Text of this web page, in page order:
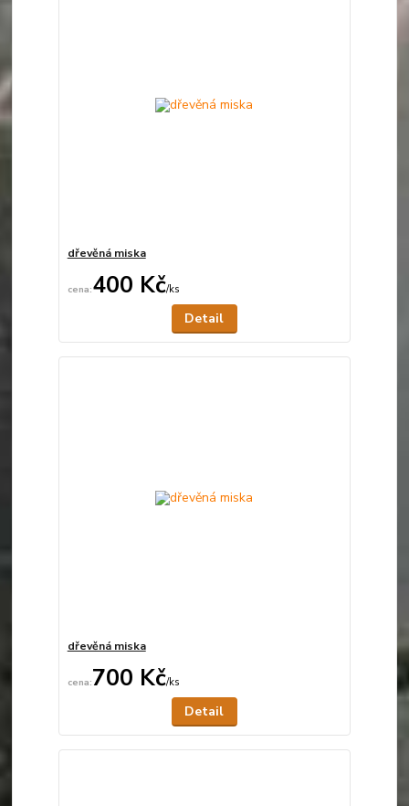
dřevěná miska
400 Kč/ks
Detail
dřevěná miska
700 Kč/ks
Detail